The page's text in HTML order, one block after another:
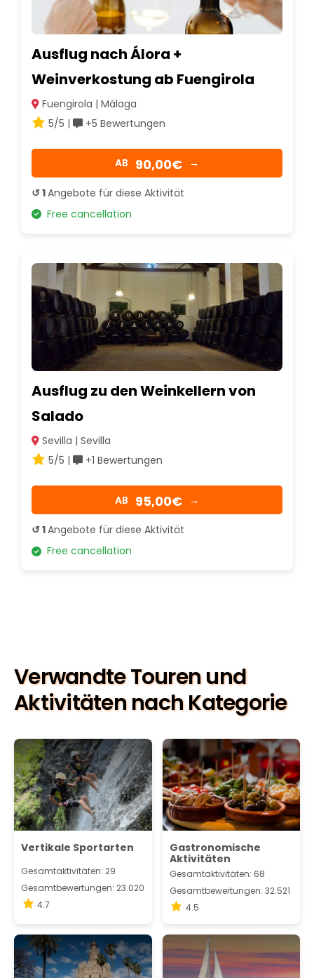
Ausflug nach Álora +
Weinverkostung ab Fuengirola
Fuengirola | Málaga
5/5 |
+5 Bewertungen
AB 90,00€ →
↺ 1Angebote für diese Aktivität
Free cancellation
Ausflug zu den Weinkellern von
Salado
Sevilla | Sevilla
5/5 |
+1 Bewertungen
AB 95,00€ →
↺ 1Angebote für diese Aktivität
Free cancellation
Verwandte Touren und
Aktivitäten nach Kategorie
Vertikale Sportarten
Gesamtaktivitäten: 29
Gesamtbewertungen: 23.020
4.7
Gastronomische
Aktivitäten
Gesamtaktivitäten: 68
Gesamtbewertungen: 32.521
4.5